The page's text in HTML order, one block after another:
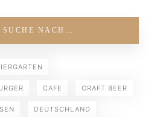
SUCHE NACH…
CAFE CRAFT BEER
DEUTSCHLAND